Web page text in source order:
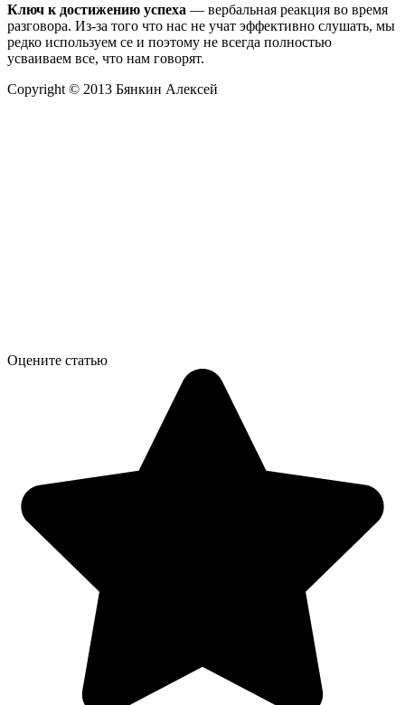
Ключ к достижению успеха — вербальная реакция во время
разговора. Из-за того что нас не учат эффективно слушать, мы
редко используем се и поэтому не всегда полностью
усваиваем все, что нам говорят.
Copyright © 2013 Бянкин Алексей
Оцените статью